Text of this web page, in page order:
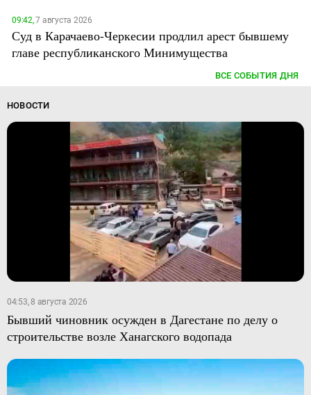
09:42,7 августа 2026
Суд в Карачаево-Черкесии продлил арест бывшему
главе республиканского Минимущества
ВСЕ СОБЫТИЯ ДНЯ
НОВОСТИ
04:53, 8 августа 2026
Бывший чиновник осужден в Дагестане по делу о
строительстве возле Ханагского водопада